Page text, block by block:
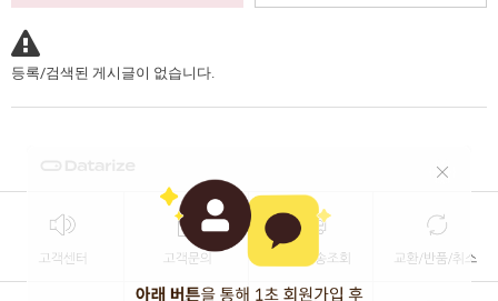
등록/검색된 게시글이 없습니다.